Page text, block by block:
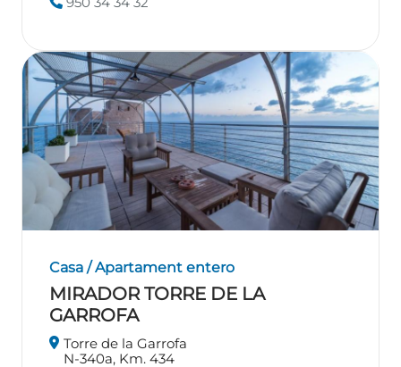
Casa / Apartament entero
MIRADOR TORRE DE LA
GARROFA
Torre de la Garrofa
N-340a, Km. 434